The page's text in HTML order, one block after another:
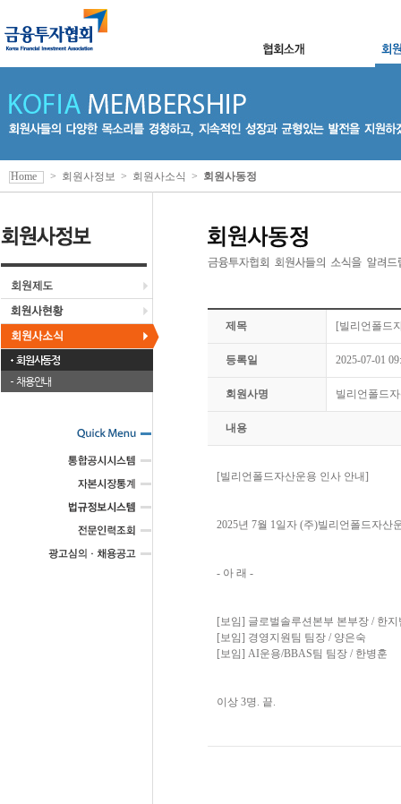
회원사동정
채용안내
Home > 회원사정보 > 회원사소식 > 회원사동정
제목 [빌리언폴드
등록일 2025-07-01
회원사명 빌리언폴드
내용
[빌리언폴드자산운용 인사 안내]
2025년 7월 1일자 (주)빌리언폴드자산
- 아 래 -
[보임] 글로벌솔루션본부 본부장 / 한지
[보임] 경영지원팀 팀장 / 양은숙
[보임] AI운용/BBAS팀 팀장 / 한병훈
이상 3명. 끝.